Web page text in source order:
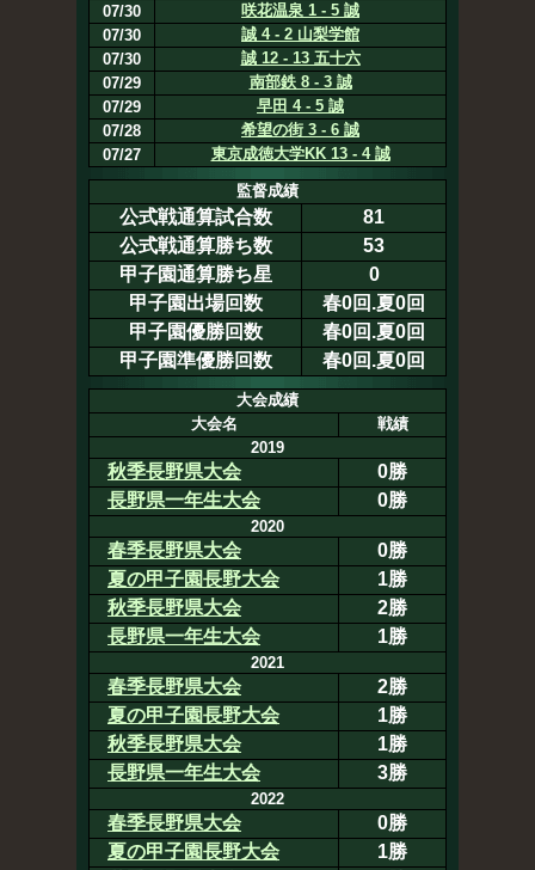
07/30
咲花温泉 1 - 5 誠
07/30
誠 4 - 2 山梨学館
07/30
誠 12 - 13 五十六
07/29
南部鉄 8 - 3 誠
07/29
早田 4 - 5 誠
07/28
希望の街 3 - 6 誠
07/27
東京成徳大学KK 13 - 4 誠
監督成績
公式戦通算試合数
81
公式戦通算勝ち数
53
甲子園通算勝ち星
0
甲子園出場回数
春0回.夏0回
甲子園優勝回数
春0回.夏0回
甲子園準優勝回数
春0回.夏0回
大会成績
大会名
戦績
2019
秋季長野県大会
0勝
長野県一年生大会
0勝
2020
春季長野県大会
0勝
夏の甲子園長野大会
1勝
秋季長野県大会
2勝
長野県一年生大会
1勝
2021
春季長野県大会
2勝
夏の甲子園長野大会
1勝
秋季長野県大会
1勝
長野県一年生大会
3勝
2022
春季長野県大会
0勝
夏の甲子園長野大会
1勝